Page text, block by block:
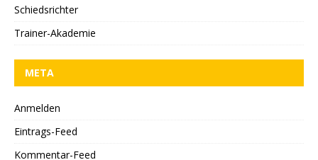
Schiedsrichter
Trainer-Akademie
META
Anmelden
Eintrags-Feed
Kommentar-Feed